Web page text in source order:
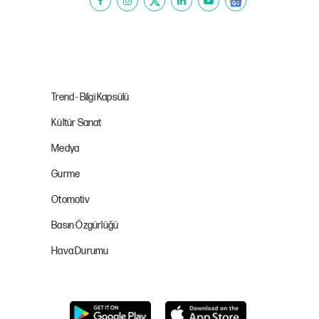
Trend - Bilgi Kapsülü
Kültür Sanat
Medya
Gurme
Otomotiv
Basın Özgürlüğü
Hava Durumu